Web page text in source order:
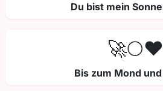
Du bist mein
🚀🌕❤️
Bis zum Mond